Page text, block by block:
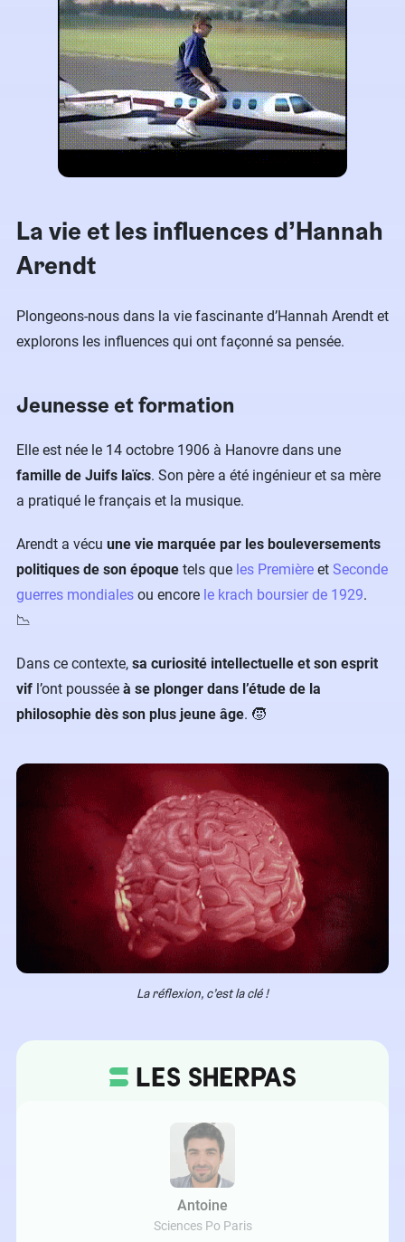
La vie et les influences d’Hannah
Arendt
Plongeons-nous dans la vie fascinante d’Hannah Arendt et
explorons les influences qui ont façonné sa pensée.
Jeunesse et formation
Elle est née le 14 octobre 1906 à Hanovre dans une
famille de Juifs laïcs. Son père a été ingénieur et sa mère
a pratiqué le français et la musique.
Arendt a vécu une vie marquée par les bouleversements
politiques de son époque tels que les Première et Seconde
guerres mondiales ou encore le krach boursier de 1929.
📉
Dans ce contexte, sa curiosité intellectuelle et son esprit
vif l’ont poussée à se plonger dans l’étude de la
philosophie dès son plus jeune âge. 🧒
La réflexion, c’est la clé !
Antoine
Sciences Po Paris